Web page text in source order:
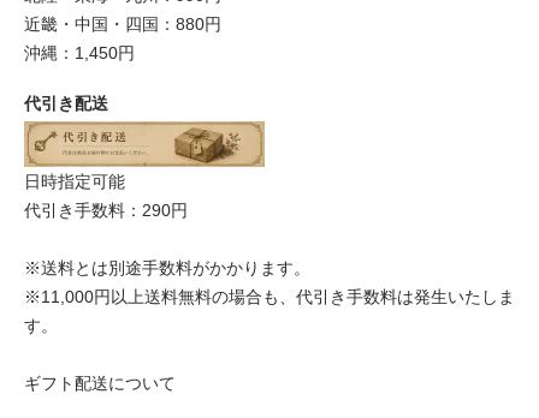
近畿・中国・四国：880円
沖縄：1,450円
代引き配送
日時指定可能
代引き手数料：290円
※送料とは別途手数料がかかります。
※11,000円以上送料無料の場合も、代引き手数料は発生いたしま
す。
ギフト配送について